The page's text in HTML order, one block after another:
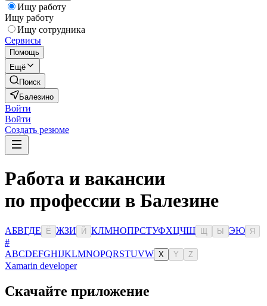
Ищу работу
Ищу работу
Ищу сотрудника
Сервисы
Помощь
Ещё
Поиск
Балезино
Войти
Войти
Создать резюме
Работа и вакансии
по профессии в Балезине
АБВГДЕ Ё ЖЗИ Й КЛМНОПРСТУФХЦЧШ Ы ЭЮ Я
#
ABCDEFGHIJKLMNOPQRSTUVW X Y Z
Xamarin developer
Скачайте приложение